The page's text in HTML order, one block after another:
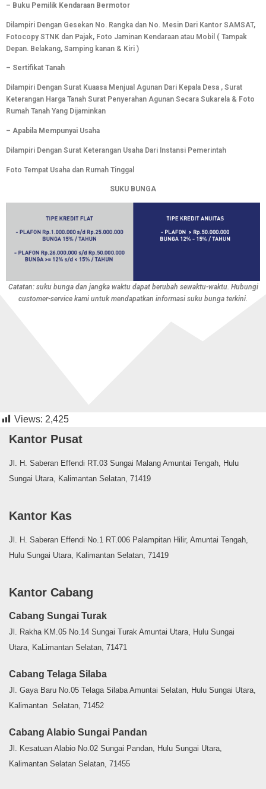
– Buku Pemilik Kendaraan Bermotor
Dilampiri Dengan Gesekan No. Rangka dan No. Mesin Dari Kantor SAMSAT,
Fotocopy STNK dan Pajak, Foto Jaminan Kendaraan atau Mobil ( Tampak
Depan. Belakang, Samping kanan & Kiri )
– Sertifikat Tanah
Dilampiri Dengan Surat Kuaasa Menjual Agunan Dari Kepala Desa , Surat
Keterangan Harga Tanah Surat Penyerahan Agunan Secara Sukarela & Foto
Rumah Tanah Yang Dijaminkan
– Apabila Mempunyai Usaha
Dilampiri Dengan Surat Keterangan Usaha Dari Instansi Pemerintah
Foto Tempat Usaha dan Rumah Tinggal
SUKU BUNGA
Catatan: suku bunga dan jangka waktu dapat berubah sewaktu-waktu. Hubungi
customer-service kami untuk mendapatkan informasi suku bunga terkini.
Views: 2,425
Kantor Pusat
Jl. H. Saberan Effendi RT.03 Sungai Malang Amuntai Tengah, Hulu
Sungai Utara, Kalimantan Selatan, 71419
Kantor Kas
Jl. H. Saberan Effendi No.1 RT.006 Palampitan Hilir, Amuntai Tengah,
Hulu Sungai Utara, Kalimantan Selatan, 71419
Kantor Cabang
Cabang Sungai Turak
Jl. Rakha KM.05 No.14 Sungai Turak Amuntai Utara, Hulu Sungai
Utara, KaLimantan Selatan, 71471
Cabang Telaga Silaba
Jl. Gaya Baru No.05 Telaga Silaba Amuntai Selatan, Hulu Sungai Utara,
Kalimantan Selatan, 71452
Cabang Alabio Sungai Pandan
Jl. Kesatuan Alabio No.02 Sungai Pandan, Hulu Sungai Utara,
Kalimantan Selatan Selatan, 71455